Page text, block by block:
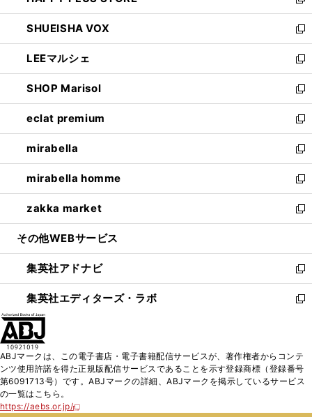
ウ
で
開
く
ン
ド
ウ
で
開
く
ウ
ィ
ン
ド
ウ
で
開
く
し
い
ウ
ィ
ン
ド
ウ
で
開
く
SHUEISHA VOX
新
し
い
ウ
ィ
ン
ド
ウ
で
開
く
LEEマルシェ
新
し
い
ウ
ィ
ン
ド
ウ
で
開
く
SHOP Marisol
新
し
い
ウ
ィ
ン
ド
ウ
で
開
eclat premium
新
し
い
ウ
ィ
ン
ド
ウ
開
く
mirabella
新
し
い
ウ
ィ
ン
ウ
で
開
く
mirabella homme
新
し
い
ウ
ン
ド
ウ
で
zakka market
新
し
ウ
ィ
ン
ド
く
その他WEBサービス
集英社アドナビ
新
し
い
ド
ウ
で
集英社エディターズ・ラボ
新
ィ
ン
ABJマークは、この電子書店・電子書籍配信サービスが、著作権者からコンテ
ンツ使用許諾を得た正規版配信サービスであることを示す登録商標（登録番号
第6091713号）です。ABJマークの詳細、ABJマークを掲示しているサービス
の一覧はこちら。
https://aebs.or.jp/
新